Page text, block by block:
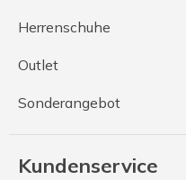
Herrenschuhe
Outlet
Sonderangebot
Kundenservice